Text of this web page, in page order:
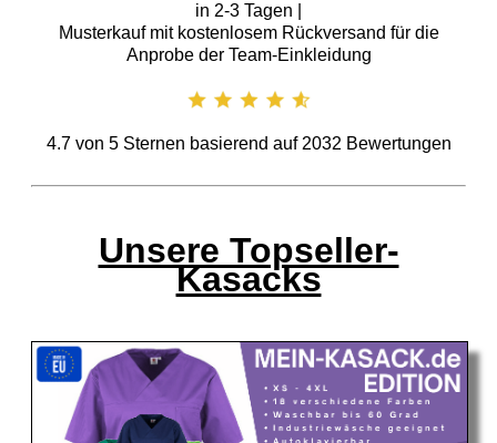
in 2-3 Tagen |
Musterkauf mit kostenlosem Rückversand für die
Anprobe der Team-Einkleidung
4.7von 5Sternen basierend auf 2032 Bewertungen
Unsere Topseller-
Kasacks